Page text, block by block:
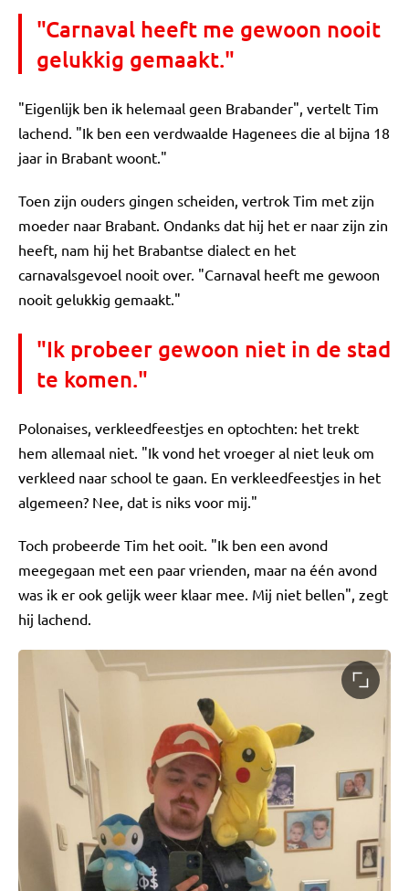
"Carnaval heeft me gewoon nooit
gelukkig gemaakt."
"Eigenlijk ben ik helemaal geen Brabander", vertelt Tim
lachend. "Ik ben een verdwaalde Hagenees die al bijna 18
jaar in Brabant woont."
Toen zijn ouders gingen scheiden, vertrok Tim met zijn
moeder naar Brabant. Ondanks dat hij het er naar zijn zin
heeft, nam hij het Brabantse dialect en het
carnavalsgevoel nooit over. "Carnaval heeft me gewoon
nooit gelukkig gemaakt."
"Ik probeer gewoon niet in de stad
te komen."
Polonaises, verkleedfeestjes en optochten: het trekt
hem allemaal niet. "Ik vond het vroeger al niet leuk om
verkleed naar school te gaan. En verkleedfeestjes in het
algemeen? Nee, dat is niks voor mij."
Toch probeerde Tim het ooit. "Ik ben een avond
meegegaan met een paar vrienden, maar na één avond
was ik er ook gelijk weer klaar mee. Mij niet bellen", zegt
hij lachend.